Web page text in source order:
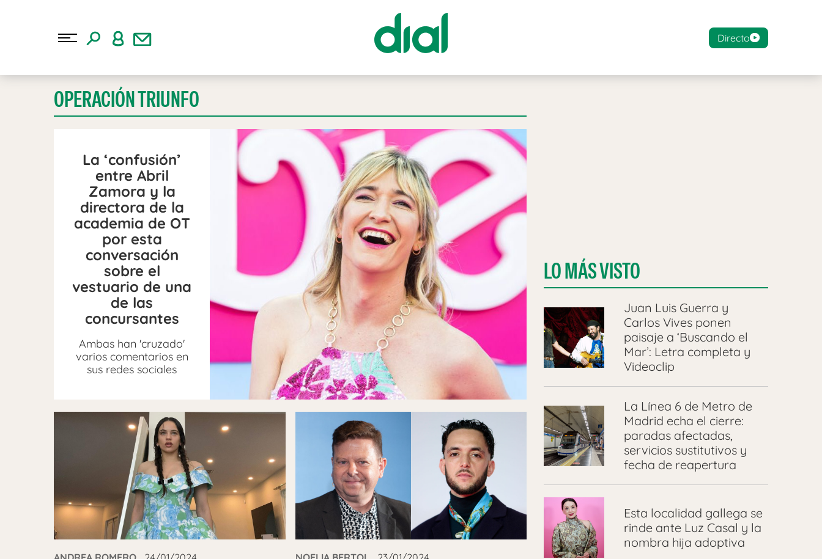
Directo
OPERACIÓN TRIUNFO
La ‘confusión’
entre Abril
Zamora y la
directora de la
academia de OT
por esta
conversación
sobre el
vestuario de una
de las
concursantes
Ambas han 'cruzado'
varios comentarios en
sus redes sociales
LO MÁS VISTO
Juan Luis Guerra y
Carlos Vives ponen
paisaje a ‘Buscando el
Mar’: Letra completa y
Videoclip
La Línea 6 de Metro de
Madrid echa el cierre:
paradas afectadas,
servicios sustitutivos y
fecha de reapertura
Esta localidad gallega se
rinde ante Luz Casal y la
nombra hija adoptiva